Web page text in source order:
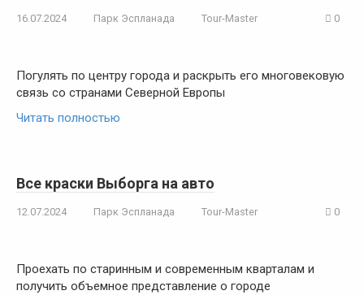
16.07.2024 Парк Эспланада Tour-Master 0
Погулять по центру города и раскрыть его многовековую
связь со странами Северной Европы
Читать полностью
Все краски Выборга на авто
12.07.2024 Парк Эспланада Tour-Master 0
Проехать по старинным и современным кварталам и
получить объемное представление о городе